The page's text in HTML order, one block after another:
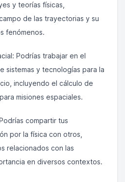
y teorías físicas,
de las trayectorias y su
fenómenos.
Podrías trabajar en el
sistemas y tecnologías para la
incluyendo el cálculo de
misiones espaciales.
compartir tus
por la física con otros,
relacionados con las
en diversos contextos.